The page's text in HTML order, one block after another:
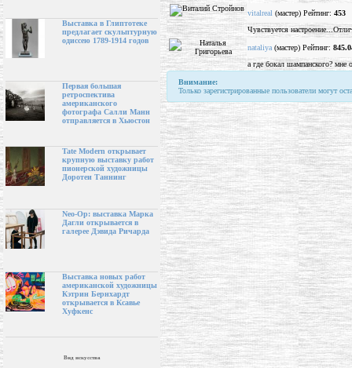
Выставка в Глиптотеке
предлагает скульптурную
одиссею 1789-1914 годов
Первая большая
ретроспектива
американского
фотографа Салли Манн
отправляется в Хьюстон
Tate Modern открывает
крупную выставку работ
пионерской художницы
Доротеи Таннинг
Neo-Op: выставка Марка
Дагли открывается в
галерее Дэвида Ричарда
Выставка новых работ
американской художницы
Кэтрин Бернхардт
открывается в Ксавье
Хуфкенс
Вид искусства
vitalreal (мастер) Рейтинг: 453
Чувствуется
nataliya (мастер) Рейтинг:
а где бокал шампанского? мне
Внимание:
Только зарегистрированные пользователи могут